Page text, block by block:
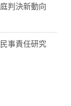
判決新動向
事責任研究